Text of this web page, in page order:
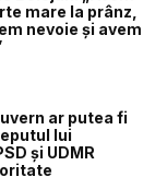
mare la prânz,
nevoie și avem
ar putea fi
lui
și UDMR